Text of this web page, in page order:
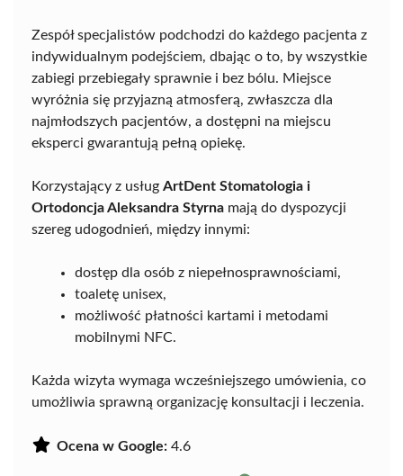
Zespół specjalistów podchodzi do każdego pacjenta z
indywidualnym podejściem, dbając o to, by wszystkie
zabiegi przebiegały sprawnie i bez bólu. Miejsce
wyróżnia się przyjazną atmosferą, zwłaszcza dla
najmłodszych pacjentów, a dostępni na miejscu
eksperci gwarantują pełną opiekę.
Korzystający z usług ArtDent Stomatologia i
Ortodoncja Aleksandra Styrna mają do dyspozycji
szereg udogodnień, między innymi:
dostęp dla osób z niepełnosprawnościami,
toaletę unisex,
możliwość płatności kartami i metodami
mobilnymi NFC.
Każda wizyta wymaga wcześniejszego umówienia, co
umożliwia sprawną organizację konsultacji i leczenia.
Ocena w Google: 4.6